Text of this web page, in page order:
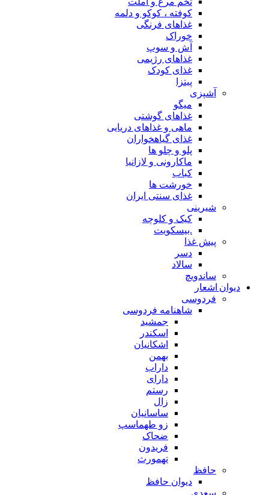
کوفته ، کوکو و دلمه
غذاهای فرنگی
خوراک
آش و سوپ
غذاهای رژیمی
غذای کودک
پیتزا
آشپزی
میگو
غذاهای گوشتی
ماهی و غذاهای دریایی
غذای گیاهخواران
پلو و چلو ها
ماکارونی و لازانیا
کباب
خورشت ها
غذای سنتی ایران
شیرینی
کیک و کلوچه
.بیسکویت
پیش غذا
دسر
سالاد
ساندویچ
دیوان اشعار
فردوسی
شاهنامه فردوسی
جمشید
اسکندر
اشکانیان
بهمن
داراب
دارای
رستم
زال
ساسانیان
زو طهماسپ‏
ضحاک
فریدون
تهمورث
حافظ
دیوان حافظ
سعدی